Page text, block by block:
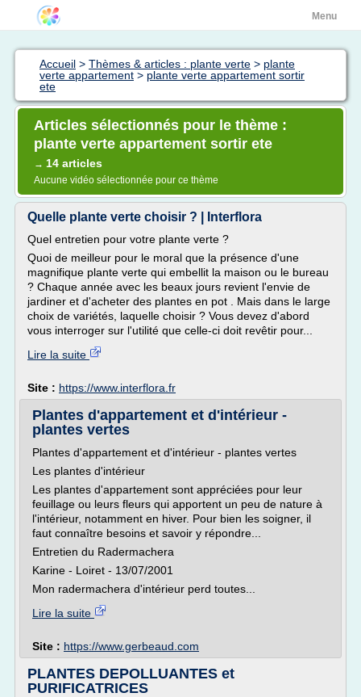
Menu
Accueil > Thèmes & articles : plante verte > plante
verte appartement > plante verte appartement sortir
ete
Articles sélectionnés pour le thème :
plante verte appartement sortir ete
→ 14 articles
Aucune vidéo sélectionnée pour ce thème
Quelle plante verte choisir ? | Interflora
Quel entretien pour votre plante verte ?
Quoi de meilleur pour le moral que la présence d'une
magnifique plante verte qui embellit la maison ou le bureau
? Chaque année avec les beaux jours revient l'envie de
jardiner et d'acheter des plantes en pot . Mais dans le large
choix de variétés, laquelle choisir ? Vous devez d'abord
vous interroger sur l'utilité que celle-ci doit revêtir pour...
Lire la suite
Site : https://www.interflora.fr
Plantes d'appartement et d'intérieur -
plantes vertes
Plantes d'appartement et d'intérieur - plantes vertes
Les plantes d'intérieur
Les plantes d'appartement sont appréciées pour leur
feuillage ou leurs fleurs qui apportent un peu de nature à
l'intérieur, notamment en hiver. Pour bien les soigner, il
faut connaître besoins et savoir y répondre...
Entretien du Radermachera
Karine - Loiret - 13/07/2001
Mon radermachera d'intérieur perd toutes...
Lire la suite
Site : https://www.gerbeaud.com
PLANTES DEPOLLUANTES et
PURIFICATRICES